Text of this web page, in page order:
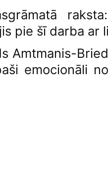
pie šī darba ar
Amtmanis-
emocionāli